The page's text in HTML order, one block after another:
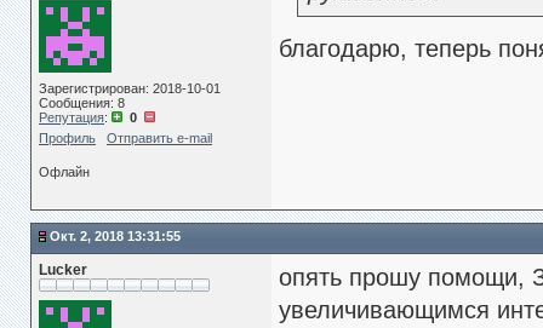
Зарегистрирован: 2018-10-01
Сообщения: 8
Репутация:
0
Профиль
Отправить e-mail
благодарю, теперь
Офлайн
Окт. 2, 2018 13:31:55
Lucker
опять прошу помощи,
увеличивающимся